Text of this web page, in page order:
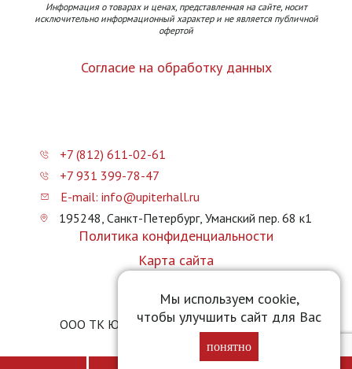
Мы используем cookie,
чтобы улучшить сайт для Вас
понятно
Информация о товарах и ценах, представленная на сайте, носит
исключительно информационный характер и не является публичной
офертой
Согласие на обработку данных
+7 (812) 611-02-61
+7 931 399-78-47
E-mail: info@upiterhall.ru
195248, Санкт-Петербург, Уманский пер. 68 к1
Политика конфиденциальности
Карта сайта
ООО ТК Юпитер Холл © 2026 upiterhall.ru